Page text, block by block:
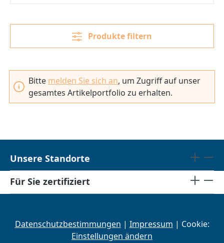
Produkte filtern
Bitte melden Sie sich an, um Zugriff auf unser
gesamtes Artikelportfolio zu erhalten.
Unsere Standorte
Für Sie zertifiziert
Datenschutzbestimmungen | Impressum | Cookie:
Einstellungen ändern